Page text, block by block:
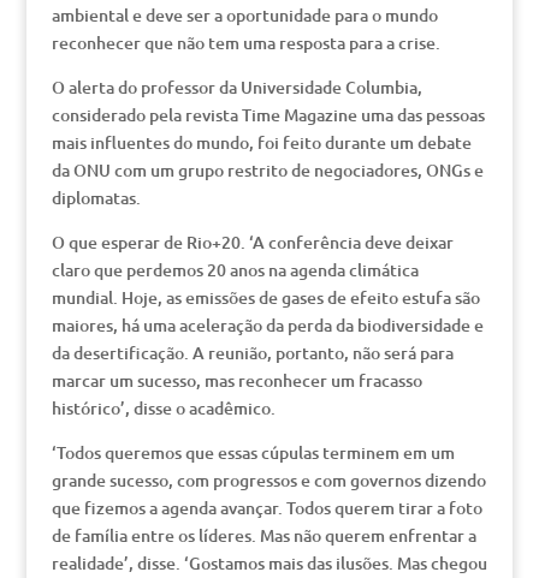
ambiental e deve ser a oportunidade para o mundo
reconhecer que não tem uma resposta para a crise.
O alerta do professor da Universidade Columbia,
considerado pela revista Time Magazine uma das pessoas
mais influentes do mundo, foi feito durante um debate
da ONU com um grupo restrito de negociadores, ONGs e
diplomatas.
O que esperar de Rio+20. ‘A conferência deve deixar
claro que perdemos 20 anos na agenda climática
mundial. Hoje, as emissões de gases de efeito estufa são
maiores, há uma aceleração da perda da biodiversidade e
da desertificação. A reunião, portanto, não será para
marcar um sucesso, mas reconhecer um fracasso
histórico’, disse o acadêmico.
‘Todos queremos que essas cúpulas terminem em um
grande sucesso, com progressos e com governos dizendo
que fizemos a agenda avançar. Todos querem tirar a foto
de família entre os líderes. Mas não querem enfrentar a
realidade’, disse. ‘Gostamos mais das ilusões. Mas chegou